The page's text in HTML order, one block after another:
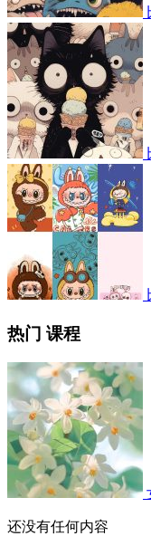
热门 课程
还没有任何内容